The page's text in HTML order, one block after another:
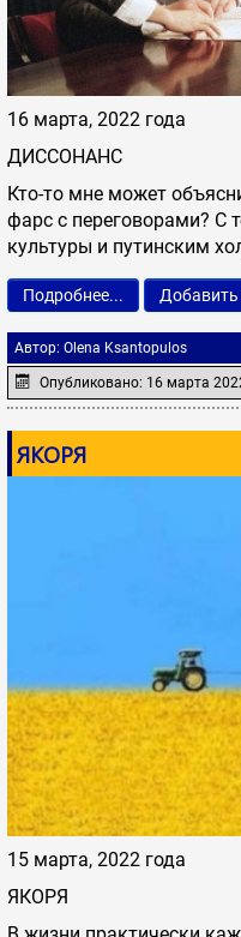
16 марта, 2022 года
ДИССОНАНС
Кто-то мне может
фарс с переговорами? С
культуры и путинским
Подробнее...
Автор: Olena Ksantopulos
Опубликовано: 16 марта
ЯКОРЯ
15 марта, 2022 года
ЯКОРЯ